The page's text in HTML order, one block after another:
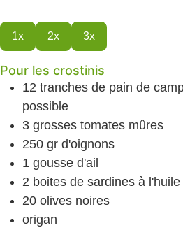
1x 2x 3x
Pour les crostinis
12 tranches de pain de
possible
3 grosses tomates mûres
250 gr d'oignons
1 gousse d'ail
2 boites de sardines à
20 olives noires
origan